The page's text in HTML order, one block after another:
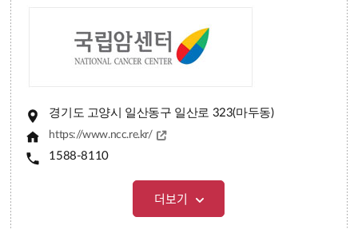
경기도 고양시 일산동구 일산로 323(마두동)
https://www.ncc.re.kr/
1588-8110
더보기